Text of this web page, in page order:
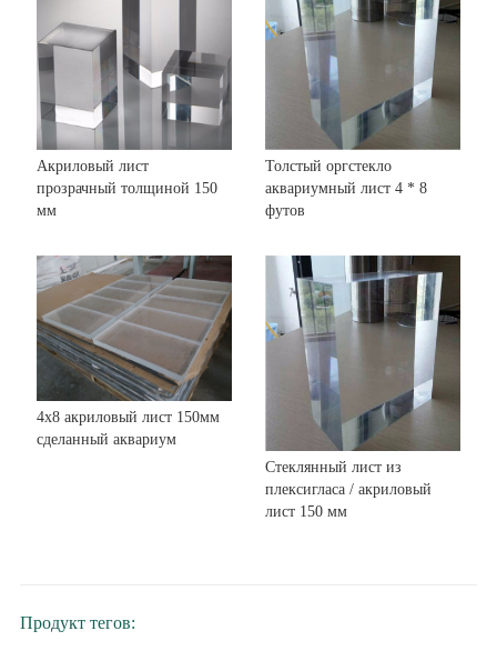
Акриловый лист
прозрачный толщиной 150
мм
Толстый оргстекло
аквариумный лист 4 * 8
футов
4x8 акриловый лист 150мм
сделанный аквариум
Стеклянный лист из
плексигласа / акриловый
лист 150 мм
Продукт тегов: